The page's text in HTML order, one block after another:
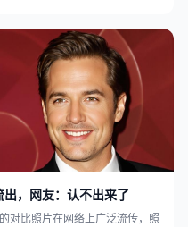
，网友：认不出来了
对比照片在网络上广泛流传，照